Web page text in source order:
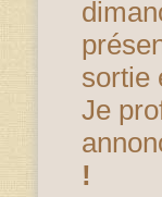
sortie
Je
!